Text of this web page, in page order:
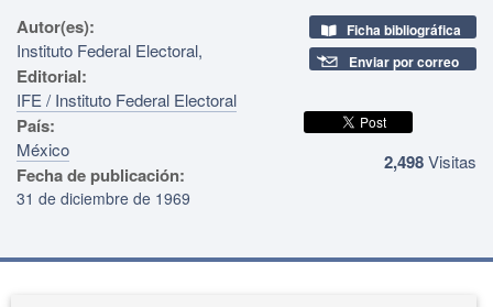
Autor(es):
Instituto Federal Electoral,
Editorial:
IFE / Instituto Federal Electoral
País:
México
Fecha de publicación:
31 de diciembre de 1969
Ficha bibliográfica
Enviar por correo
2,498Visitas